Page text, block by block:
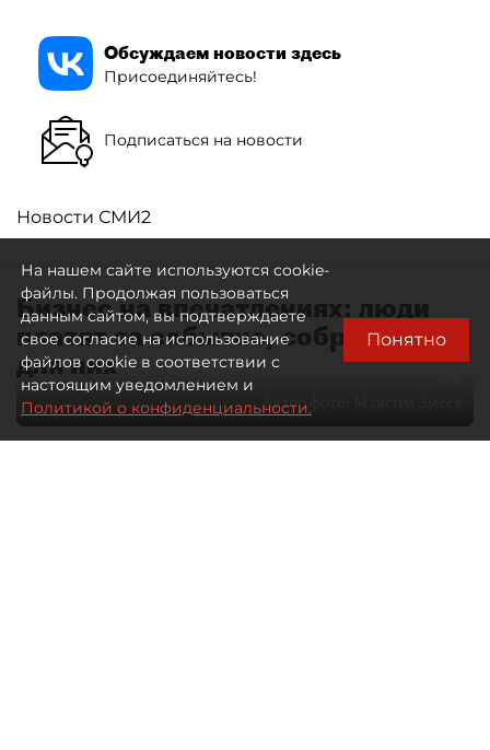
Обсуждаем новости здесь
Присоединяйтесь!
Подписаться на новости
Новости СМИ2
Бизнес на впечатлениях: люди
платят за событие, собранное
для них
Автор фото:
На нашем сайте используются cookie-
файлы. Продолжая пользоваться
данным сайтом, вы подтверждаете
свое согласие на использование
файлов cookie в соответствии с
настоящим уведомлением и
Политикой о конфиденциальности.
Понятно